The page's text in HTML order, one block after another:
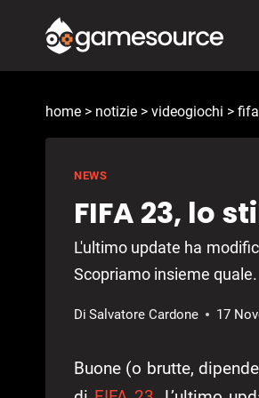
contenuto
home > notizie > videogiochi >
NEWS
FIFA 23, lo
L'ultimo update ha
Scopriamo insieme quale.
Di Salvatore Cardone 17
Buone (o brutte,